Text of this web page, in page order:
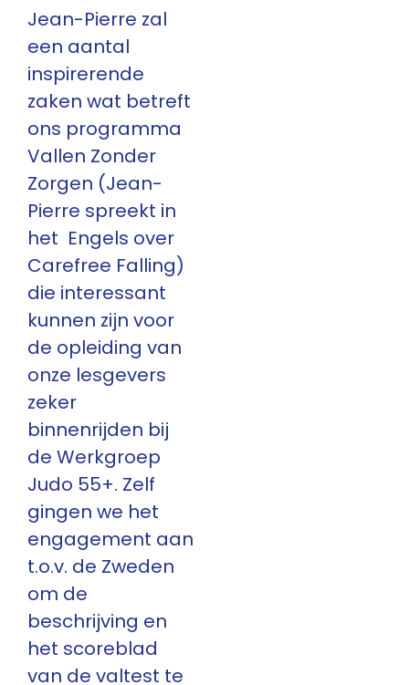
Jean-Pierre zal
een aantal
inspirerende
zaken wat betreft
ons programma
Vallen Zonder
Zorgen (Jean-
Pierre spreekt in
het Engels over
Carefree Falling)
die interessant
kunnen zijn voor
de opleiding van
onze lesgevers
zeker
binnenrijden bij
de Werkgroep
Judo 55+. Zelf
gingen we het
engagement aan
t.o.v. de Zweden
om de
beschrijving en
het scoreblad
van de valtest te